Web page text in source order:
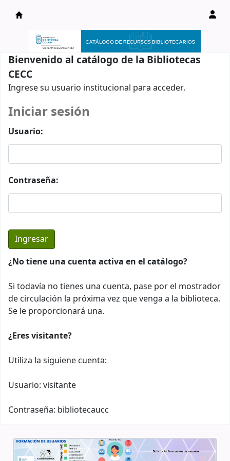
Catálogo en línea
Bienvenido al catálogo de la Bibliotecas
CECC
Ingrese su usuario institucional para acceder.
Iniciar sesión
Usuario:
Contraseña:
¿No tiene una cuenta activa en el catálogo?
Si todavía no tienes una cuenta, pase por el mostrador
de circulación la próxima vez que venga a la biblioteca.
Se le proporcionará una.
¿Eres visitante?
Utiliza la siguiene cuenta:
Usuario: visitante
Contraseña: bibliotecaucc